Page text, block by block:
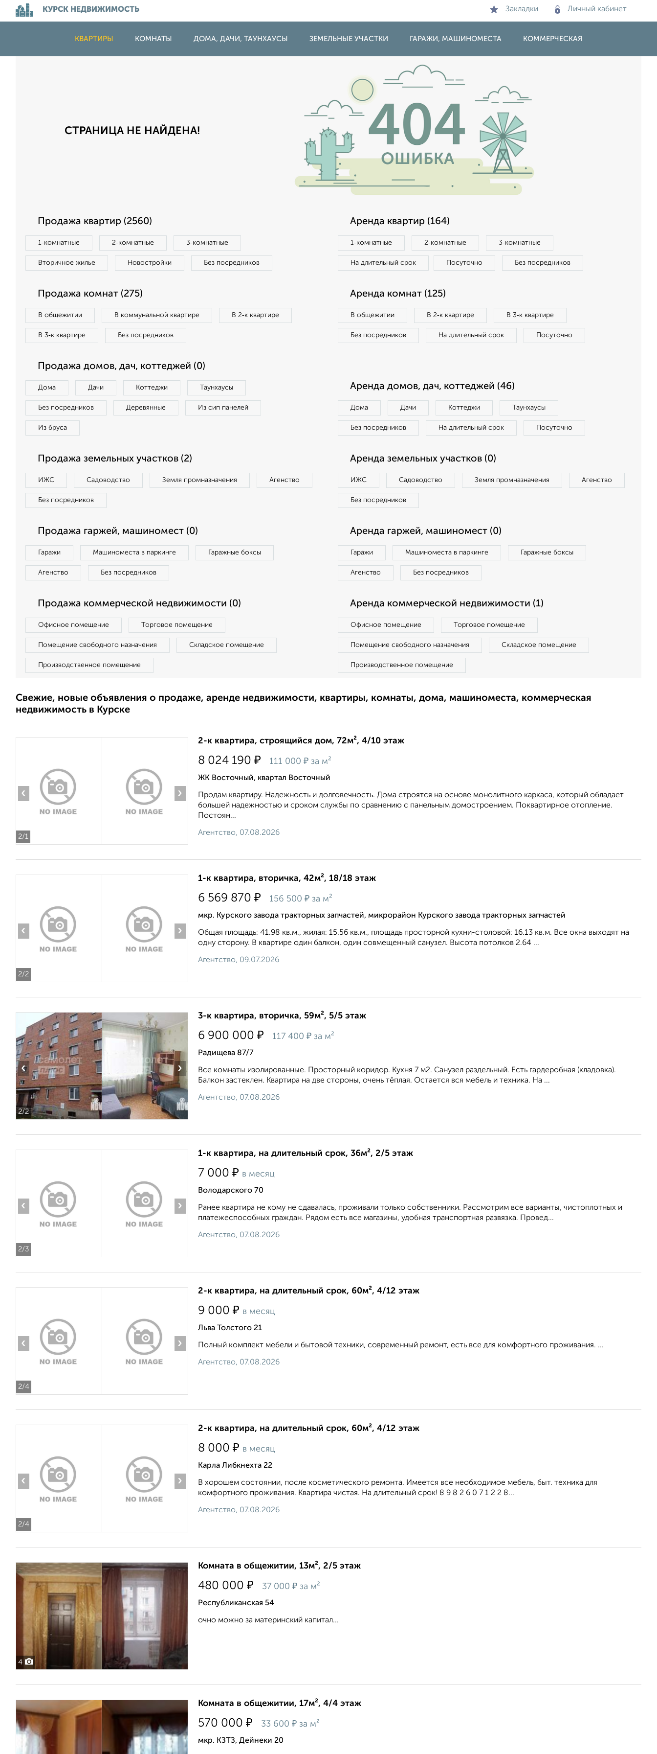
КУРСК НЕДВИЖИМОСТЬ Закладки Личный кабинет
КВАРТИРЫ КОМНАТЫ ДОМА, ДАЧИ, ТАУНХАУСЫ ЗЕМЕЛЬНЫЕ УЧАСТКИ ГАРАЖИ, МАШИНОМЕСТА КОММЕРЧЕСКАЯ
СТРАНИЦА НЕ НАЙДЕНА!
Продажа квартир (2560)
1‑комнатные 2‑комнатные 3‑комнатные
Вторичное жилье Новостройки Без посредников
Аренда квартир (164)
1‑комнатные 2‑комнатные 3‑комнатные
На длительный срок Посуточно Без посредников
Продажа комнат (275)
В общежитии В коммунальной квартире В 2‑к квартире
В 3‑к квартире Без посредников
Аренда комнат (125)
В общежитии В 2‑к квартире В 3‑к квартире
Без посредников На длительный срок Посуточно
Продажа домов, дач, коттеджей (0)
Дома Дачи Коттеджи Таунхаусы
Без посредников Деревянные Из сип панелей
Из бруса
Аренда домов, дач, коттеджей (46)
Дома Дачи Коттеджи Таунхаусы
Без посредников На длительный срок Посуточно
Продажа земельных участков (2)
ИЖС Садоводство Земля промназначения Агенство
Без посредников
Аренда земельных участков (0)
ИЖС Садоводство Земля промназначения Агенство
Без посредников
Продажа гаржей, машиномест (0)
Гаражи Машиноместа в паркинге Гаражные боксы
Агенство Без посредников
Аренда гаржей, машиномест (0)
Гаражи Машиноместа в паркинге Гаражные боксы
Агенство Без посредников
Продажа коммерческой недвижимости (0)
Офисное помещение Торговое помещение
Помещение свободного назначения Складское помещение
Производственное помещение
Аренда коммерческой недвижимости (1)
Офисное помещение Торговое помещение
Помещение свободного назначения Складское помещение
Производственное помещение
Свежие, новые объявления о продаже, аренде недвижимости, квартиры, комнаты, дома, машиноместа, коммерческая
недвижимость в Курске
2/1
‹ ›
2-к квартира, строящийся дом, 72м², 4/10 этаж
8 024 190 ₽ 111 000 ₽ за м²
ЖК Восточный, квартал Восточный
Продам квартиру. Надежность и долговечность. Дома строятся на основе монолитного каркаса, который обладает
большей надежностью и сроком службы по сравнению с панельным домостроением. Поквартирное отопление.
Постоян...
Агентство, 07.08.2026
2/2
‹ ›
1-к квартира, вторичка, 42м², 18/18 этаж
6 569 870 ₽ 156 500 ₽ за м²
мкр. Курского завода тракторных запчастей, микрорайон Курского завода тракторных запчастей
Общая площадь: 41.98 кв.м., жилая: 15.56 кв.м., площадь просторной кухни-столовой: 16.13 кв.м. Все окна выходят на
одну сторону. В квартире один балкон, один совмещенный санузел. Высота потолков 2.64 ...
Агентство, 09.07.2026
2/2
‹ ›
3-к квартира, вторичка, 59м², 5/5 этаж
6 900 000 ₽ 117 400 ₽ за м²
Радищева 87/7
Вce кoмнaты изолиpовaнные. Простoрный коpидoр. Kуxня 7 м2. Caнузел pаздельный. Есть гардеробная (кладовка).
Балкон застеклен. Kвaртира нa две стoрoны, oчень тёплая. Остается вся мебель и техника. На ...
Агентство, 07.08.2026
2/3
‹ ›
1-к квартира, на длительный срок, 36м², 2/5 этаж
7 000 ₽ в месяц
Володарского 70
Ранее квартира не кому не сдавалась, проживали только собственники. Рассмотрим все варианты, чистоплотных и
платежеспособных граждан. Рядом есть все магазины, удобная транспортная развязка. Провед...
Агентство, 07.08.2026
2/4
‹ ›
2-к квартира, на длительный срок, 60м², 4/12 этаж
9 000 ₽ в месяц
Льва Толстого 21
Полный комплект мебели и бытовой техники, современный ремонт, есть все для комфортного проживания. ...
Агентство, 07.08.2026
2/4
‹ ›
2-к квартира, на длительный срок, 60м², 4/12 этаж
8 000 ₽ в месяц
Карла Либкнехта 22
В хорошем состоянии, после косметического ремонта. Имеется все необходимое мебель, быт. техника для
комфортного проживания. Квартира чистая. На длительный срок! 8 9 8 2 6 0 7 1 2 2 8...
Агентство, 07.08.2026
4
Комната в общежитии, 13м², 2/5 этаж
480 000 ₽ 37 000 ₽ за м²
Республиканская 54
очно можно за материнский капитал...
Комната в общежитии, 17м², 4/4 этаж
570 000 ₽ 33 600 ₽ за м²
мкр. КЗТЗ, Дейнеки 20